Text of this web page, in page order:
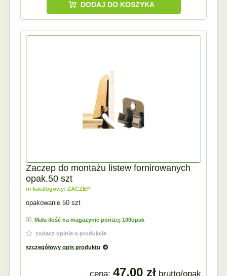
DODAJ DO KOSZYKA
Zaczep do montażu listew fornirowanych
opak.50 szt
nr katalogowy: ZACZEP
opakowanie 50 szt
Mała ilość na magazynie poniżej 100opak
zobacz opinie o produkcie
szczegółowy opis produktu
cena: 47,00 zł brutto/opak